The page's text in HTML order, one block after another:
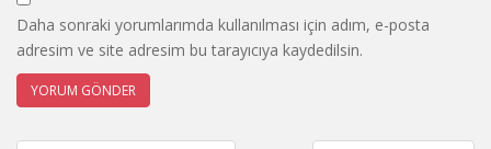
Daha sonraki yorumlarımda kullanılması için adım, e-posta
adresim ve site adresim bu tarayıcıya kaydedilsin.